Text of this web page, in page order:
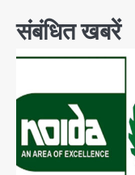
संबंधित खबरें